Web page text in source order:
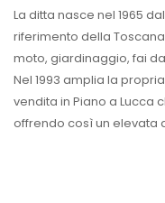
La ditta nasce nel 1965
riferimento della
moto, giardinaggio, fai
Nel 1993 amplia la
vendita in Piano a Lucca
offrendo così un elevata